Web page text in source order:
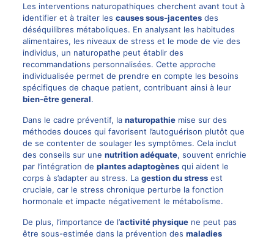
Les interventions naturopathiques cherchent avant tout à
identifier et à traiter les causes sous-jacentesdes
déséquilibres métaboliques. En analysant les habitudes
alimentaires, les niveaux de stress et le mode de vie des
individus, un naturopathe peut établir des
recommandations personnalisées. Cette approche
individualisée permet de prendre en compte les besoins
spécifiques de chaque patient, contribuant ainsi à leur
bien-être general.
Dans le cadre préventif, la naturopathiemise sur des
méthodes douces qui favorisent l’autoguérison plutôt que
de se contenter de soulager les symptômes. Cela inclut
des conseils sur une nutrition adéquate, souvent enrichie
par l’intégration de plantes adaptogènesqui aident le
corps à s’adapter au stress. La gestion du stressest
cruciale, car le stress chronique perturbe la fonction
hormonale et impacte négativement le métabolisme.
De plus, l’importance de l’activité physiquene peut pas
être sous-estimée dans la prévention des maladies